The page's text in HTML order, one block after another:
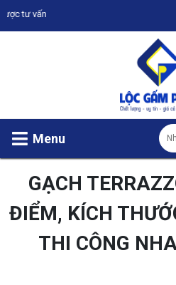
Menu
GẠCH
ĐIỂM, KÍCH
THI CÔNG